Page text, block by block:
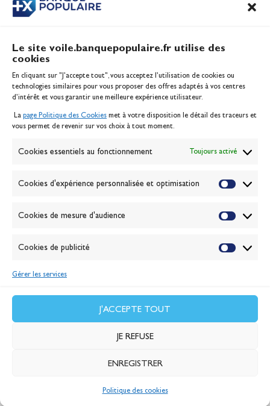
Le site voile.banquepopulaire.fr utilise des
cookies
En cliquant sur "J'accepte tout", vous acceptez l’utilisation de cookies ou
technologies similaires pour vous proposer des offres adaptés à vos centres
d’intérêt et vous garantir une meilleure expérience utilisateur.
La page Politique des Cookies met à votre disposition le détail des traceurs et
vous permet de revenir sur vos choix à tout moment.
Cookies essentiels au fonctionnement Toujours activé
Cookies d'expérience personnalisée et optimisation
Cookies de mesure d'audience
Cookies de publicité
Gérer les services
J'ACCEPTE TOUT
JE REFUSE
ENREGISTRER
Politique des cookies
Inscription serveur média
Contact
Politique des cookies
Banque de la voile
Passion Voile TV
ABONNEZ-VOUS
J'accepte lapolitique de confidentialité
© 2026 Banque Populaire